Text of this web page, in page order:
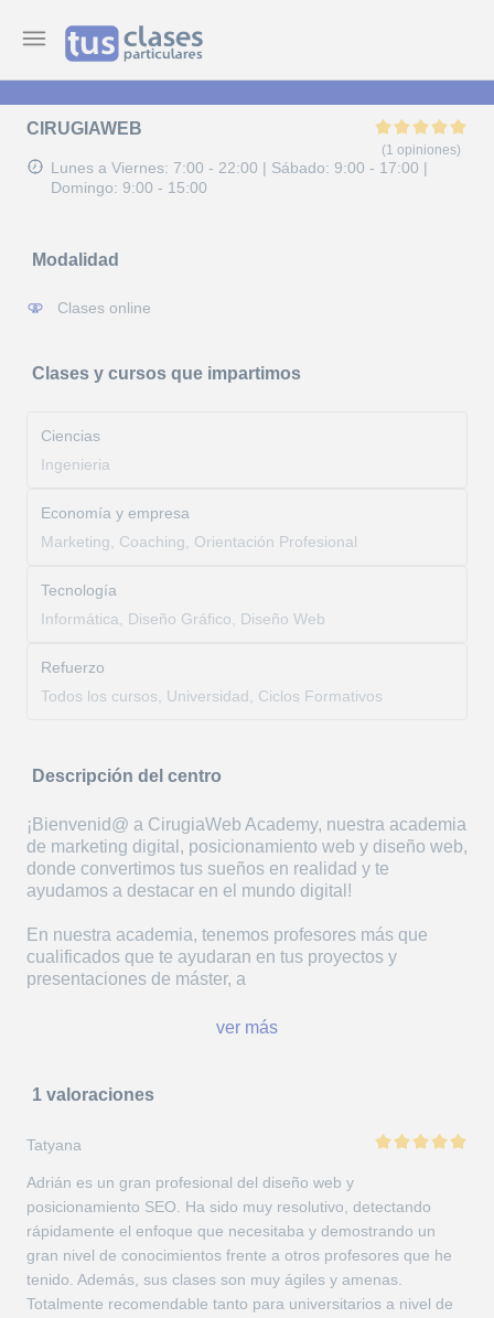
(1 opiniones)
CIRUGIAWEB
Lunes a Viernes: 7:00 - 22:00 | Sábado: 9:00 - 17:00 |
Domingo: 9:00 - 15:00
Modalidad
Clases online
Clases y cursos que impartimos
Ciencias
Ingenieria
Economía y empresa
Marketing, Coaching, Orientación Profesional
Tecnología
Informática, Diseño Gráfico, Diseño Web
Refuerzo
Todos los cursos, Universidad, Ciclos Formativos
Descripción del centro
¡Bienvenid@ a CirugiaWeb Academy, nuestra academia
de marketing digital, posicionamiento web y diseño web,
donde convertimos tus sueños en realidad y te
ayudamos a destacar en el mundo digital!
En nuestra academia, tenemos profesores más que
cualificados que te ayudaran en tus proyectos y
presentaciones de máster, a
ver más
1 valoraciones
Tatyana
Adrián es un gran profesional del diseño web y
posicionamiento SEO. Ha sido muy resolutivo, detectando
rápidamente el enfoque que necesitaba y demostrando un
gran nivel de conocimientos frente a otros profesores que he
tenido. Además, sus clases son muy ágiles y amenas.
Totalmente recomendable tanto para universitarios a nivel de